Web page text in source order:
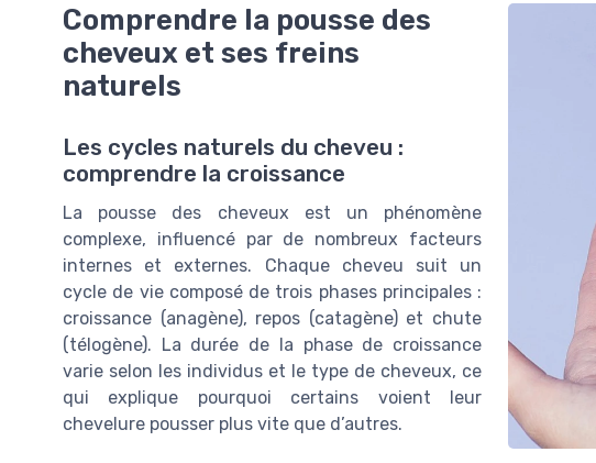
Comprendre la pousse des
cheveux et ses freins
naturels
Les cycles naturels du cheveu :
comprendre la croissance
La pousse des cheveux est un phénomène
complexe, influencé par de nombreux facteurs
internes et externes. Chaque cheveu suit un
cycle de vie composé de trois phases principales :
croissance (anagène), repos (catagène) et chute
(télogène). La durée de la phase de croissance
varie selon les individus et le type de cheveux, ce
qui explique pourquoi certains voient leur
chevelure pousser plus vite que d’autres.